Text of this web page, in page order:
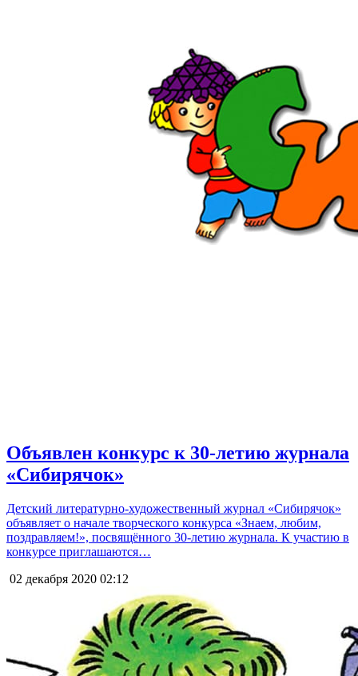
Объявлен конкурс к 30-летию журнала
«Сибирячок»
Детский литературно-художественный журнал «Сибирячок»
объявляет о начале творческого конкурса «Знаем, любим,
поздравляем!», посвящённого 30-летию журнала. К участию в
конкурсе приглашаются…
02 декабря 2020 02:12